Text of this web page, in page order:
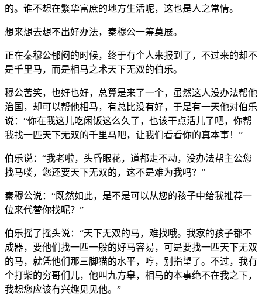
的。谁不想在繁华富庶的地方生活呢，这也是人之常情。
想来想去想不出好办法，秦穆公一筹莫展。
正在秦穆公郁闷的时候，终于有个人来报到了，不过来的却不
是千里马，而是相马之术天下无双的伯乐。
穆公苦笑，也好也好，总算是来了一个，虽然这人没办法帮他
治国，却可以帮他相马，有总比没有好，于是有一天他对伯乐
说：“你在我这儿吃闲饭这么久了，也该干点活儿了吧，你帮
我找一匹天下无双的千里马吧，让我们看看你的真本事！”
伯乐说：“我老啦，头昏眼花，道都走不动，没办法帮主公您
找马喽，您还要天下无双的，这不是难为我吗？”
秦穆公说：“既然如此，是不是可以从您的孩子中给我推荐一
位来代替你找呢？”
伯乐摇了摇头说：“天下无双的马，难找哦。我家的孩子都不
成器，要他们找一匹一般的好马容易，可是要找一匹天下无双
的马，就凭他们那三脚猫的水平，哼，别指望了。不过，我有
个打柴的穷哥们儿，他叫九方皋，相马的本事绝不在我之下，
我想您应该有兴趣见见他。”